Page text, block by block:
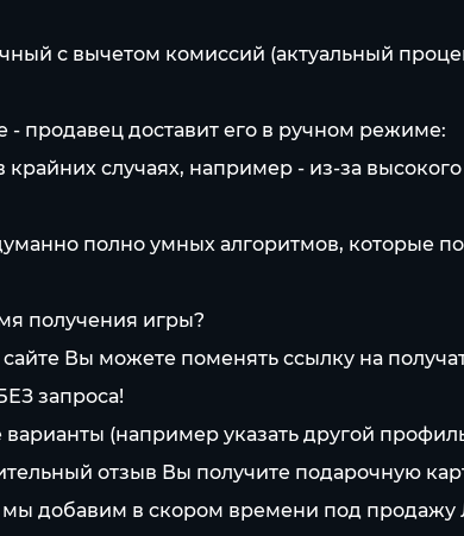
с вычетом комиссий (актуальный
продавец доставит его в ручном режиме:
случаях, например - из-за
полно умных алгоритмов, которые
получения игры?
Вы можете поменять ссылку на
запроса!
(например указать другой
отзыв Вы получите подарочную
добавим в скором времени под